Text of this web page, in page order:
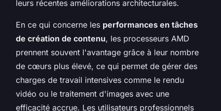
leurs récentes améliorations architecturales.
En ce qui concerne les performances en tâches
de création de contenu, les processeurs AMD
prennent souvent l'avantage grâce à leur nombre
de cœurs plus élevé, ce qui permet de gérer des
charges de travail intensives comme le rendu
vidéo ou le traitement d'images avec une
efficacité accrue. Les utilisateurs professionnels